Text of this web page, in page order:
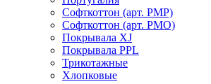
Софткоттон (арт. PMP)
Софткоттон (арт. PMO)
Покрывала XJ
Покрывала PPL
Трикотажные
Хлопковые